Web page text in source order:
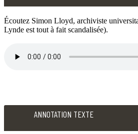
depuis
quinze
lorsque
n’était
pas
malade,
Écoutez Simon Lloyd, archiviste
Lynde est tout à fait scandalisée).
AUDIO
Écoutez
ANNOTATION TEXTE